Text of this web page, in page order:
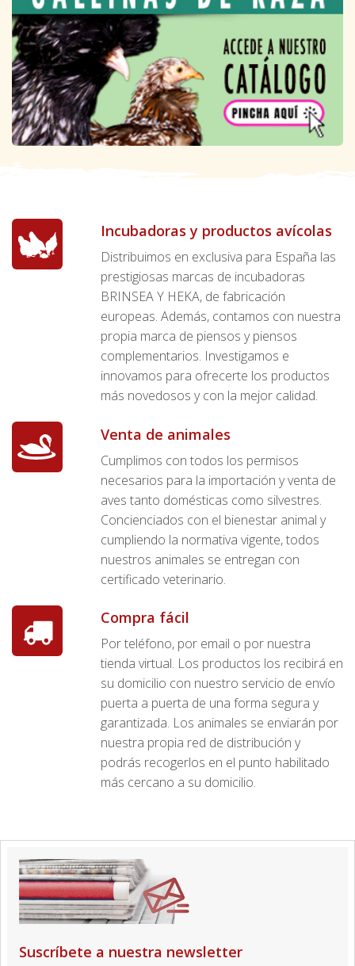
Incubadoras y productos avícolas
Distribuimos en exclusiva para España las
prestigiosas marcas de incubadoras
BRINSEA Y HEKA, de fabricación
europeas. Además, contamos con nuestra
propia marca de piensos y piensos
complementarios. Investigamos e
innovamos para ofrecerte los productos
más novedosos y con la mejor calidad.
Venta de animales
Cumplimos con todos los permisos
necesarios para la importación y venta de
aves tanto domésticas como silvestres.
Concienciados con el bienestar animal y
cumpliendo la normativa vigente, todos
nuestros animales se entregan con
certificado veterinario.
Compra fácil
Por teléfono, por email o por nuestra
tienda virtual. Los productos los recibirá en
su domicilio con nuestro servicio de envío
puerta a puerta de una forma segura y
garantizada. Los animales se enviarán por
nuestra propia red de distribución y
podrás recogerlos en el punto habilitado
más cercano a su domicilio.
Suscríbete a nuestra newsletter